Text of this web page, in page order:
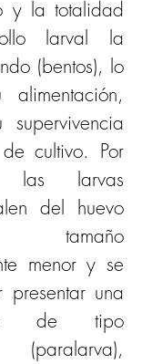
y la totalidad
larval la
(bentos), lo
supervivencia
cultivo. Por
las larvas
del huevo
menor y se
presentar una
de tipo